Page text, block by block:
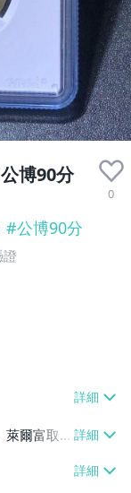
博90分
0
#公博90分
萊爾富取